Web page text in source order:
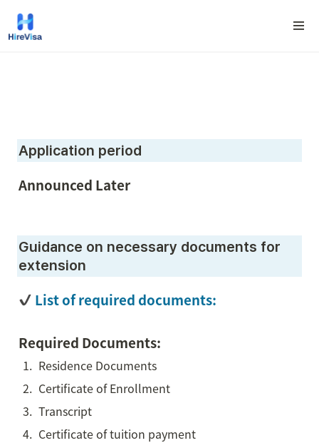
Application period
Announced Later
Guidance on necessary documents for
extension
List of required documents:
Required Documents:
1. Residence Documents
2. Certificate of Enrollment
3. Transcript
4. Certificate of tuition payment